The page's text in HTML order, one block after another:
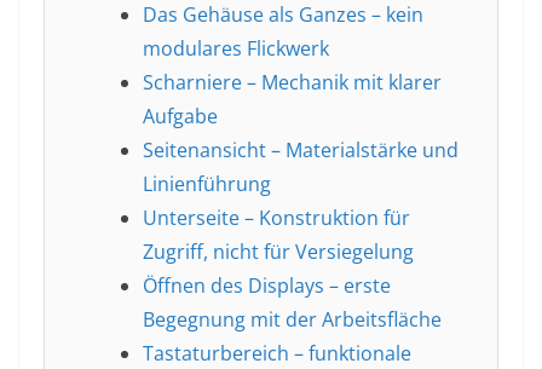
Das Gehäuse als Ganzes – kein
modulares Flickwerk
Scharniere – Mechanik mit klarer
Aufgabe
Seitenansicht – Materialstärke und
Linienführung
Unterseite – Konstruktion für
Zugriff, nicht für Versiegelung
Öffnen des Displays – erste
Begegnung mit der Arbeitsfläche
Tastaturbereich – funktionale